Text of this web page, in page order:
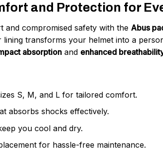
and Protection for
and compromised safety with the Abus
lining transforms your helmet into a
absorption and enhanced
S, M, and L for tailored comfort.
absorbs shocks effectively.
you cool and dry.
for hassle-free maintenance.